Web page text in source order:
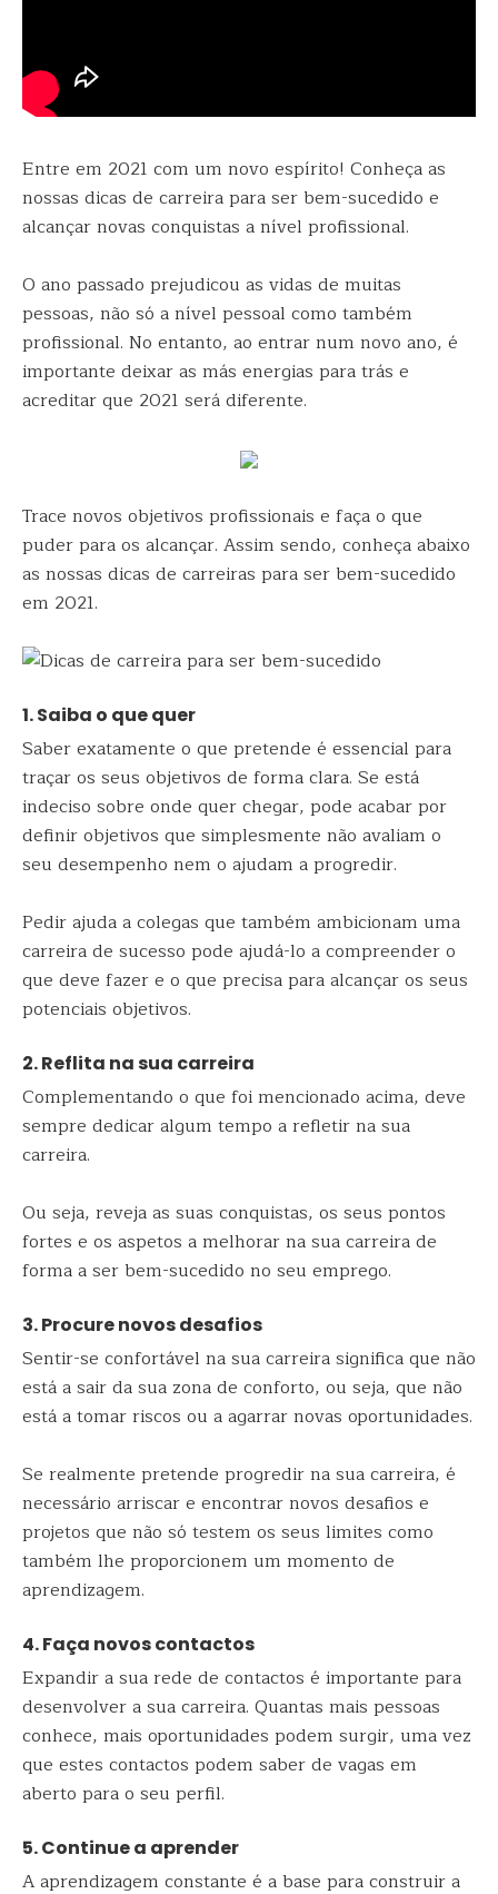
Entre em 2021 com um novo espírito! Conheça as
nossas dicas de carreira para ser bem-sucedido e
alcançar novas conquistas a nível profissional.
O ano passado prejudicou as vidas de muitas
pessoas, não só a nível pessoal como também
profissional. No entanto, ao entrar num novo ano, é
importante deixar as más energias para trás e
acreditar que 2021 será diferente.
Trace novos objetivos profissionais e faça o que
puder para os alcançar. Assim sendo, conheça abaixo
as nossas dicas de carreiras para ser bem-sucedido
em 2021.
1. Saiba o que quer
Saber exatamente o que pretende é essencial para
traçar os seus objetivos de forma clara. Se está
indeciso sobre onde quer chegar, pode acabar por
definir objetivos que simplesmente não avaliam o
seu desempenho nem o ajudam a progredir.
Pedir ajuda a colegas que também ambicionam uma
carreira de sucesso pode ajudá-lo a compreender o
que deve fazer e o que precisa para alcançar os seus
potenciais objetivos.
2. Reflita na sua carreira
Complementando o que foi mencionado acima, deve
sempre dedicar algum tempo a refletir na sua
carreira.
Ou seja, reveja as suas conquistas, os seus pontos
fortes e os aspetos a melhorar na sua carreira de
forma a ser bem-sucedido no seu emprego.
3. Procure novos desafios
Sentir-se confortável na sua carreira significa que não
está a sair da sua zona de conforto, ou seja, que não
está a tomar riscos ou a agarrar novas oportunidades.
Se realmente pretende progredir na sua carreira, é
necessário arriscar e encontrar novos desafios e
projetos que não só testem os seus limites como
também lhe proporcionem um momento de
aprendizagem.
4. Faça novos contactos
Expandir a sua rede de contactos é importante para
desenvolver a sua carreira. Quantas mais pessoas
conhece, mais oportunidades podem surgir, uma vez
que estes contactos podem saber de vagas em
aberto para o seu perfil.
5. Continue a aprender
A aprendizagem constante é a base para construir a